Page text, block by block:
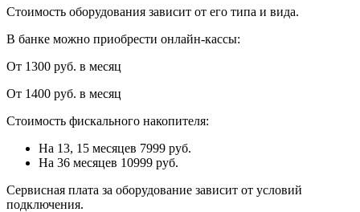
Стоимость оборудования зависит от его типа и вида.
В банке можно приобрести онлайн-кассы:
От 1300 руб. в месяц
От 1400 руб. в месяц
Стоимость фискального накопителя:
На 13, 15 месяцев 7999 руб.
На 36 месяцев 10999 руб.
Сервисная плата за оборудование зависит от условий
подключения.